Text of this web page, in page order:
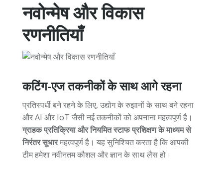
नवोन्मेष और विकास
रणनीतियाँ
कटिंग-एज तकनीकों के साथ आगे रहना
प्रतिस्पर्धी बने रहने के लिए, उद्योग के रुझानों के साथ बने रहना
और AI और IoT जैसी नई तकनीकों को अपनाना महत्वपूर्ण है।
ग्राहक प्रतिक्रिया और नियमित स्टाफ प्रशिक्षण के माध्यम से
निरंतर सुधारमहत्वपूर्ण है। यह सुनिश्चित करता है कि आपकी
टीम हमेशा नवीनतम कौशल और ज्ञान के साथ लैस हो।